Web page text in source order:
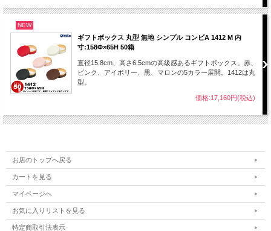
NEW
ギフトボックス 丸型 無地 シンプル コンビA 1412 M 内
寸:158Φ×65H 50箱
直径15.8cm、高さ6.5cmの高級感あるギフトボックス。赤、
ピンク、アイボリー、黒、マロンの5カラー展開。1412は丸
型。
価格:17,160円(税込)
お店のトップへ戻る
カートを見る
マイページへ
お気に入りリストを見る
特定商取引法表示